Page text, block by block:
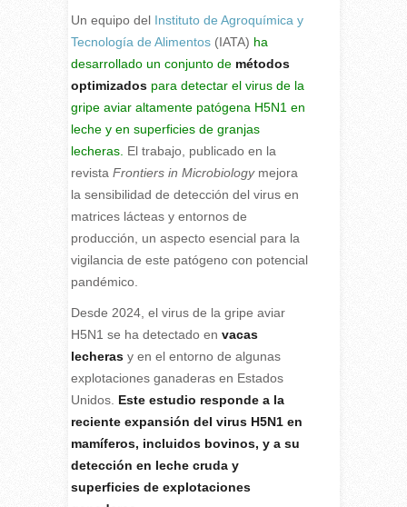
Un equipo delInstituto de Agroquímica y
Tecnología de Alimentos(IATA) ha
desarrollado un conjunto de métodos
optimizadospara detectar el virus de la
gripe aviar altamente patógena H5N1 en
leche y en superficies de granjas
lecheras. El trabajo, publicado en la
revista Frontiers in Microbiologymejora
la sensibilidad de detección del virus en
matrices lácteas y entornos de
producción, un aspecto esencial para la
vigilancia de este patógeno con potencial
pandémico.
Desde 2024, el virus de la gripe aviar
H5N1 se ha detectado en vacas
lecherasy en el entorno de algunas
explotaciones ganaderas en Estados
Unidos. Este estudio responde a la
reciente expansión del virus H5N1 en
mamíferos, incluidos bovinos, y a su
detección en leche cruda y
superficies de explotaciones